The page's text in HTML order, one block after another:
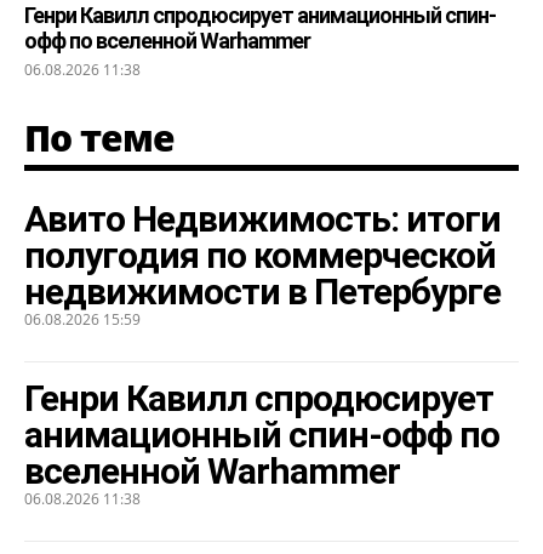
Генри Кавилл спродюсирует анимационный спин-
офф по вселенной Warhammer
06.08.2026 11:38
По теме
Авито Недвижимость: итоги
полугодия по коммерческой
недвижимости в Петербурге
06.08.2026 15:59
Генри Кавилл спродюсирует
анимационный спин-офф по
вселенной Warhammer
06.08.2026 11:38